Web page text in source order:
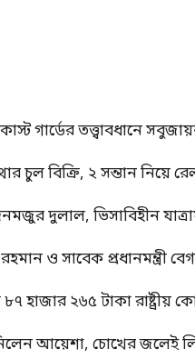
গার্ডের তত্ত্বাবধানে
চুল বিক্রি, ২ সন্তান নিয়ে
দুলাল, ভিসাবিহীন
ও সাবেক প্রধানমন্ত্রী
হাজার ২৬৫ টাকা
আয়েশা, চোখের জলেই